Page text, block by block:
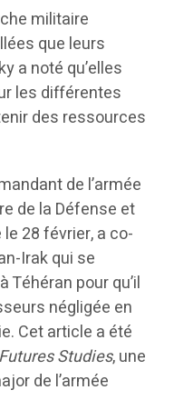
militaire
que leurs
a noté qu’elles
les différentes
des ressources
de l’armée
de la Défense et
28 février, a co-
Irak qui se
Téhéran pour qu’il
négligée en
Cet article a été
Studies, une
de l’armée